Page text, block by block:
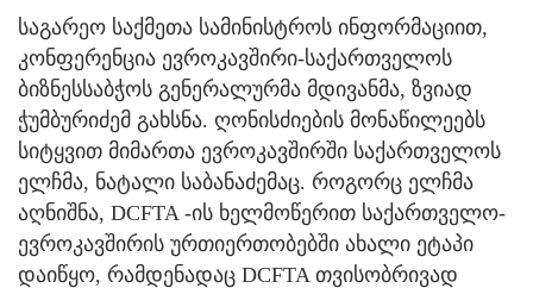
საგარეო საქმეთა სამინისტროს ინფორმაციით,
კონფერენცია ევროკავშირი-საქართველოს
ბიზნესსაბჭოს გენერალურმა მდივანმა, ზვიად
ჭუმბურიძემ გახსნა. ღონისძიების მონაწილეებს
სიტყვით მიმართა ევროკავშირში საქართველოს
ელჩმა, ნატალი საბანაძემაც. როგორც ელჩმა
აღნიშნა, DCFTA -ის ხელმოწერით საქართველო-
ევროკავშირის ურთიერთობებში ახალი ეტაპი
დაიწყო, რამდენადაც DCFTA თვისობრივად